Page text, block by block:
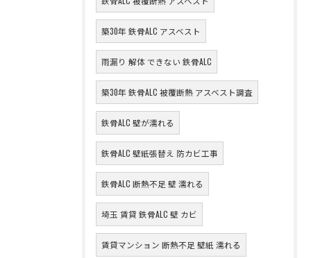
築30年 鉄骨ALC アスベスト
雨漏り 解体 できない 鉄骨ALC
築30年 鉄骨ALC 被覆断熱 アスベスト調査
鉄骨ALC 壁が濡れる
鉄骨ALC 壁紙張替え 防カビ工事
鉄骨ALC 断熱不足 壁 濡れる
埼玉 賃貸 鉄骨ALC 壁 カビ
賃貸マンション 断熱不足 壁紙 濡れる